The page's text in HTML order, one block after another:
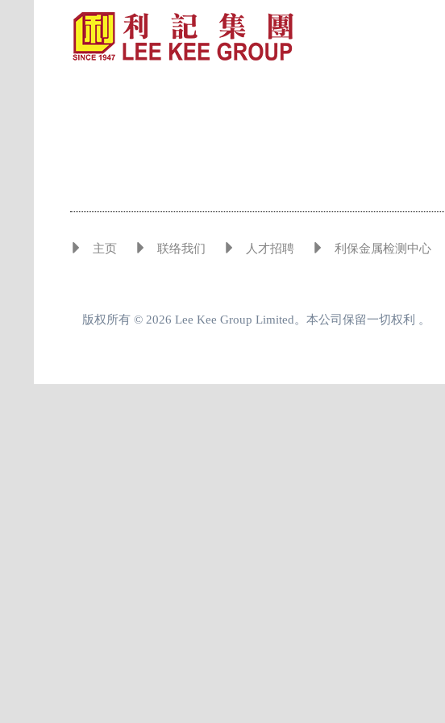
主页 联络我们 人才招聘 利保金属检测中心
版权所有 © 2026 Lee Kee Group Limited。本公司保留一切权利 。